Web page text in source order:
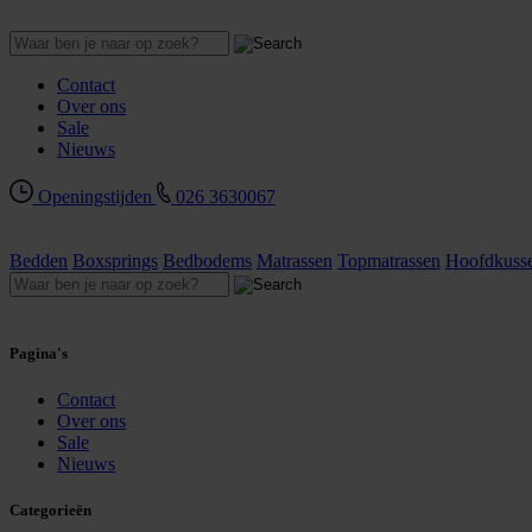
Contact
Over ons
Sale
Nieuws
Openingstijden 026 3630067
Bedden Boxsprings Bedbodems Matrassen Topmatrassen
Pagina's
Contact
Over ons
Sale
Nieuws
Categorieën